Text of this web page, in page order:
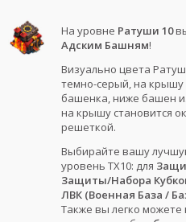
На уровне Ратуши 10
Адским Башням!
Визуально цвета
темно-серый, на
башенка, ниже башен
на крышу становится
решеткой.
Выбирайте вашу
уровень ТХ10: для
Защиты/Набора
ЛВК (Военная База /
Также вы легко